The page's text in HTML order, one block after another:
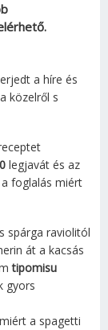
a híre és
közelről s
legjavát és az
foglalás miért
spárga raviolitól
át a kacsás
tipomisu
gyors
a spagetti